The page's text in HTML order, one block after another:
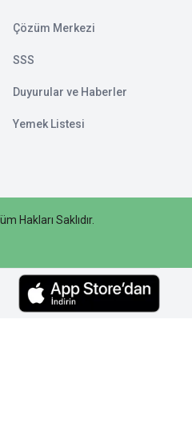
Çözüm Merkezi
SSS
Duyurular ve Haberler
Yemek Listesi
Hakları Saklıdır.